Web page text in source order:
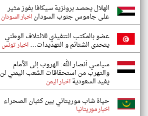
الهلال يحصد برونزية سيكافا بفوز مثير
على جاموس جنوب السوداناخبار السودان
عضو بالمكتب التنفيذي للائتلاف الوطني
يتحدى الشتائم و التهديدات…اخبار تونس
سياسي أنصار الله: الهروب إلى الأمام
والتهرب من استحقاقات الشعب اليمني لن
يفيد السعوديةاخبار اليمن
حياة شاب موريتاني بين كثبان الصحراء
اخبار موريتانيا